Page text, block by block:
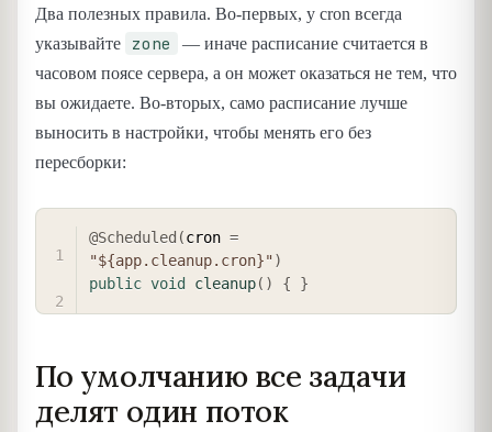
Два полезных правила. Во-первых, у cron всегда
указывайте
zone
— иначе расписание считается в
часовом поясе сервера, а он может оказаться не тем, что
вы ожидаете. Во-вторых, само расписание лучше
выносить в настройки, чтобы менять его без
пересборки:
@Scheduled (cron =
"${app.cleanup.cron}")
public void cleanup( ) { }
По умолчанию все задачи
делят один поток